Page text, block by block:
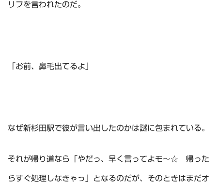
リフを言われたのだ。
「お前、鼻毛出てるよ」
なぜ新杉田駅で彼が言い出したのかは謎に包まれている。
それが帰り道なら「やだっ、早く言ってよモ～☆ 帰った
らすぐ処理しなきゃっ」となるのだが、そのときはまだオ